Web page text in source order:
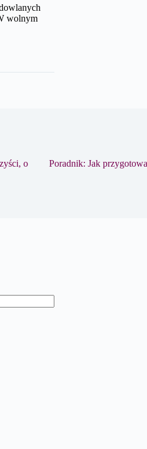
wolnym
o
Poradnik: Jak